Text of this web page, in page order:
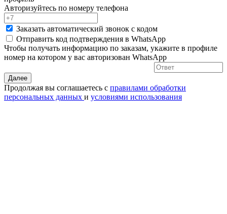
Авторизуйтесь по номеру телефона
Заказать автоматический звонок с кодом
Отправить код подтверждения в WhatsApp
Чтобы получать информацию по заказам, укажите в профиле
номер на котором у вас авторизован WhatsApp
Далее
Продолжая вы соглашаетесь с правилами обработки
персональных данных и условиями использования